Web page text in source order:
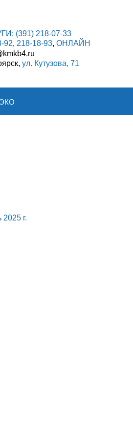
(391) 218-07-33
92, 218-18-93, ОНЛАЙН
ул. Кутузова, 71
ЭКО
г.